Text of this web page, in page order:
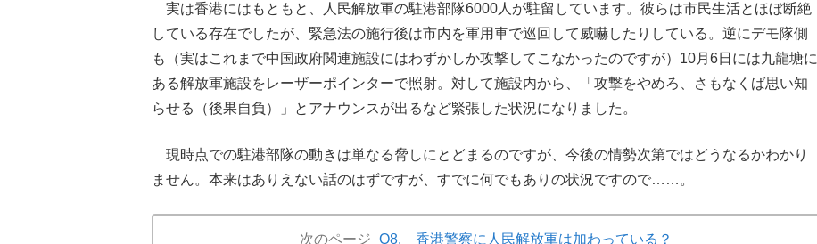
実は香港にはもともと、人民解放軍の駐港部隊6000人が駐留しています。彼らは市民生活とほぼ断絶
している存在でしたが、緊急法の施行後は市内を軍用車で巡回して威嚇したりしている。逆にデモ隊側
も（実はこれまで中国政府関連施設にはわずかしか攻撃してこなかったのですが）10月6日には九龍塘に
ある解放軍施設をレーザーポインターで照射。対して施設内から、「攻撃をやめろ、
さもなくば思い知
らせる（後果自負）」
とアナウンスが出るなど緊張した状況になりました。
現時点での駐港部隊の動きは単なる脅しにとどまるのですが、今後の情勢次第ではどうなるかわかり
ません。本来はありえない話のはずですが、すでに何でもありの状況ですので……。
次のページ Q8. 香港警察に人民解放軍は加わっている？